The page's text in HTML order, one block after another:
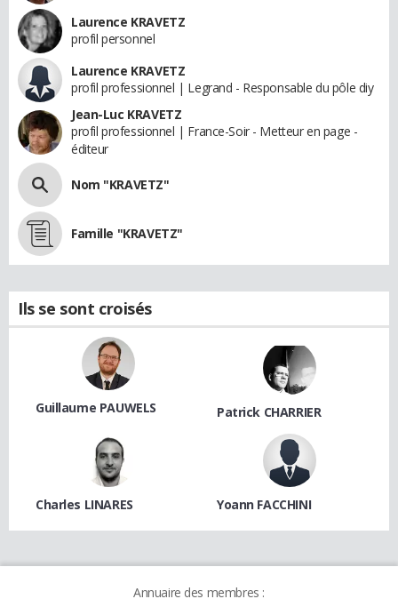
Laurence KRAVETZ
profil personnel
Laurence KRAVETZ
profil professionnel | Legrand - Responsable du pôle diy
Jean-Luc KRAVETZ
profil professionnel | France-Soir - Metteur en page -
éditeur
Nom "KRAVETZ"
Famille "KRAVETZ"
Ils se sont croisés
Guillaume PAUWELS Patrick CHARRIER
Charles LINARES Yoann FACCHINI
Annuaire des membres :